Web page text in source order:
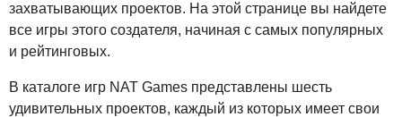
захватывающих проектов. На этой странице вы найдете
все игры этого создателя, начиная с самых популярных
и рейтинговых.
В каталоге игр NАТ Games представлены шесть
удивительных проектов, каждый из которых имеет свои